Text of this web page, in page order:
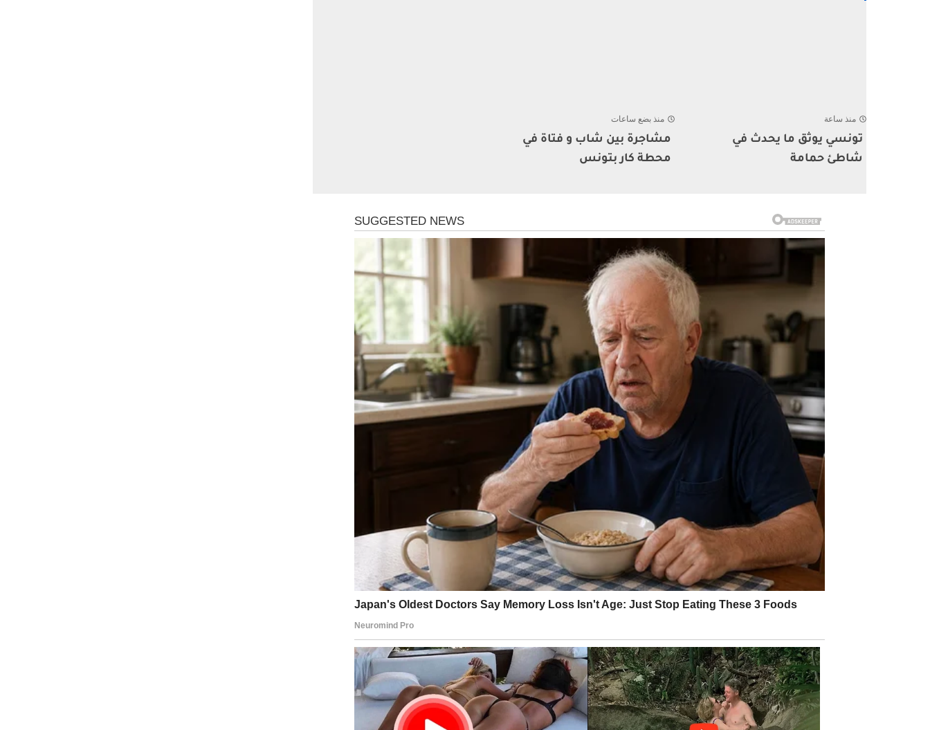
منذ ساعة
تونسي يوثق ما يحدث في
شاطئ حمامة
منذ بضع ساعات
مشاجرة بين شاب و فتاة في
محطة كار بتونس